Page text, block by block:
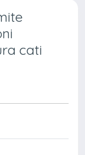
cati